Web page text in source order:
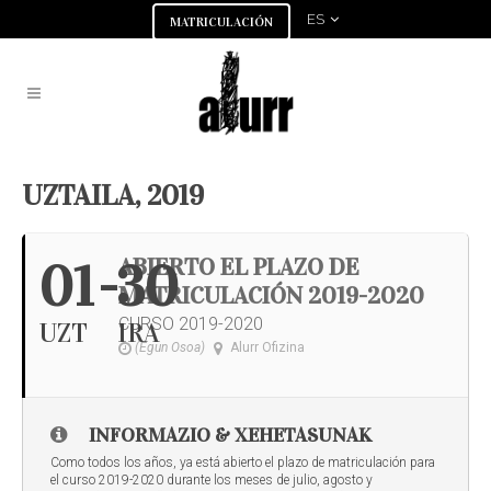
MATRICULACIÓN ES
UZTAILA, 2019
01
UZT
- 30
IRA
ABIERTO EL PLAZO DE
MATRICULACIÓN 2019-2020
CURSO 2019-2020
(Egun Osoa) Alurr Ofizina
INFORMAZIO & XEHETASUNAK
Como todos los años, ya está abierto el plazo de matriculación para
el curso 2019-2020 durante los meses de julio, agosto y